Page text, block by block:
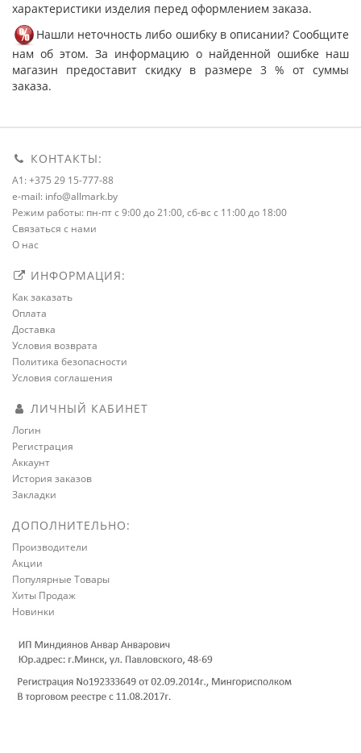
характеристики изделия перед оформлением заказа.
Нашли неточность либо ошибку в описании? Сообщите
нам об этом. За информацию о найденной ошибке наш
магазин предоставит скидку в размере 3 % от суммы
заказа.
КОНТАКТЫ:
A1: +375 29 15-777-88
e-mail: info@allmark.by
Режим работы: пн-пт с 9:00 до 21:00, сб-вс с 11:00 до 18:00
Связаться с нами
О нас
ИНФОРМАЦИЯ:
Как заказать
Оплата
Доставка
Условия возврата
Политика безопасности
Условия соглашения
ЛИЧНЫЙ КАБИНЕТ
Логин
Регистрация
Аккаунт
История заказов
Закладки
ДОПОЛНИТЕЛЬНО:
Производители
Акции
Популярные Товары
Хиты Продаж
Новинки